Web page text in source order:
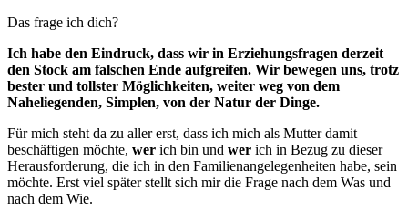
Das frage ich dich?
Ich habe den Eindruck, dass wir in Erziehungsfragen derzeit
den Stock am falschen Ende aufgreifen. Wir bewegen uns, trotz
bester und tollster Möglichkeiten, weiter weg von dem
Naheliegenden, Simplen, von der Natur der Dinge.
Für mich steht da zu aller erst, dass ich mich als Mutter damit
beschäftigen möchte, wer ich bin und wer ich in Bezug zu dieser
Herausforderung, die ich in den Familienangelegenheiten habe, sein
möchte. Erst viel später stellt sich mir die Frage nach dem Was und
nach dem Wie.